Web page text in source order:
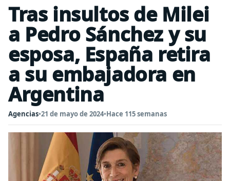
Tras insultos de Milei
a Pedro Sánchez y su
esposa, España retira
a su embajadora en
Argentina
Agencias•21 de mayo de 2024•Hace 115 semanas